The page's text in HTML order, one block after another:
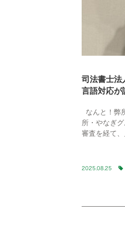
司法書士法
言語対応が
なんと！弊
所・やなぎ
審査を経て
2025.08.25